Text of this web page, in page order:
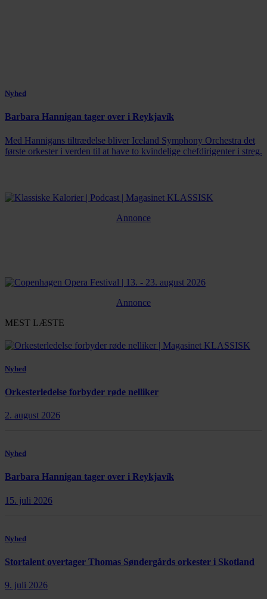
Nyhed
Barbara Hannigan tager over i Reykjavík
Med Hannigans tiltrædelse bliver Iceland Symphony Orchestra det
første orkester i verden til at have to kvindelige chefdirigenter i streg.
Annonce
Annonce
MEST LÆSTE
Nyhed
Orkesterledelse forbyder røde nelliker
2. august 2026
Nyhed
Barbara Hannigan tager over i Reykjavík
15. juli 2026
Nyhed
Stortalent overtager Thomas Søndergårds orkester i Skotland
9. juli 2026